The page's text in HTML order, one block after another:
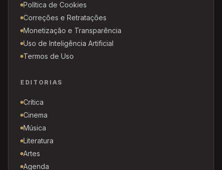
Política de Cookies
Correções e Retratações
Monetização e Transparência
Uso de Inteligência Artificial
Termos de Uso
EDITORIAS
Crítica
Cinema
Música
Literatura
Artes
Agenda